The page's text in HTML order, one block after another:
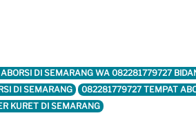
DI SEMARANG WA 082281779727
DI SEMARANG
082281779727 TEMPAT
KURET DI SEMARANG